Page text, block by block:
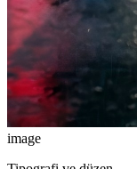
image